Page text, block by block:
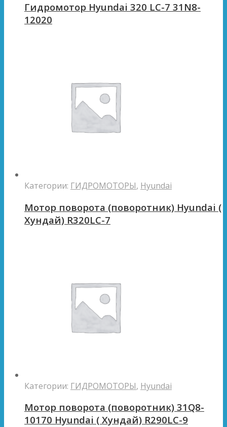
Гидромотор Hyundai 320 LC-7 31N8-
12020
Категории: ГИДРОМОТОРЫ, Hyundai
Мотор поворота (поворотник) Hyundai (
Хундай) R320LC-7
Категории: ГИДРОМОТОРЫ, Hyundai
Мотор поворота (поворотник) 31Q8-
10170 Hyundai ( Хундай) R290LC-9